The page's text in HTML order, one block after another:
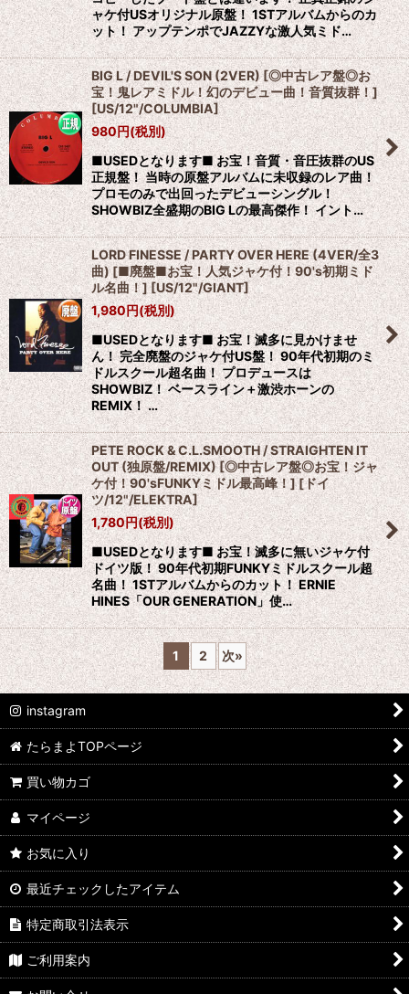
ャケ付USオリジナル原盤！ 1STアルバムからのカ
ット！ アップテンポでJAZZYな激人気ミド…
BIG L / DEVIL'S SON (2VER) [◎中古レア盤◎お
宝！鬼レアミドル！幻のデビュー曲！音質抜群！]
[US/12"/COLUMBIA]
980円(税別)
■USEDとなります■ お宝！音質・音圧抜群のUS
正規盤！ 当時の原盤アルバムに未収録のレア曲！
プロモのみで出回ったデビューシングル！
SHOWBIZ全盛期のBIG Lの最高傑作！ イント…
LORD FINESSE / PARTY OVER HERE (4VER/全3
曲) [■廃盤■お宝！人気ジャケ付！90's初期ミド
ル名曲！] [US/12"/GIANT]
1,980円(税別)
■USEDとなります■ お宝！滅多に見かけませ
ん！ 完全廃盤のジャケ付US盤！ 90年代初期のミ
ドルスクール超名曲！ プロデュースは
SHOWBIZ！ ベースライン＋激渋ホーンの
REMIX！ …
PETE ROCK & C.L.SMOOTH / STRAIGHTEN IT
OUT (独原盤/REMIX) [◎中古レア盤◎お宝！ジャ
ケ付！90'sFUNKYミドル最高峰！][ドイ
ツ/12"/ELEKTRA]
1,780円(税別)
■USEDとなります■ お宝！滅多に無いジャケ付
ドイツ版！ 90年代初期FUNKYミドルスクール超
名曲！ 1STアルバムからのカット！ ERNIE
HINES「OUR GENERATION」使…
1 2 次»
instagram
たらまよTOPページ
買い物カゴ
マイページ
お気に入り
最近チェックしたアイテム
特定商取引法表示
ご利用案内